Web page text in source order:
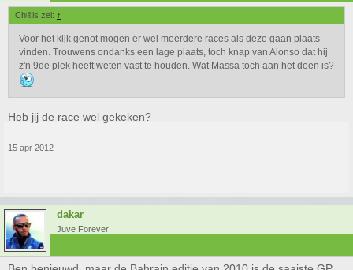
Ch®is zei: ↑
Voor het kijk genot mogen er wel meerdere races als deze gaan plaats
vinden. Trouwens ondanks een lage plaats, toch knap van Alonso dat hij
z'n 9de plek heeft weten vast te houden. Wat Massa toch aan het doen is?
Heb jij de race wel gekeken?
15 apr 2012
dakar
Juve Forever